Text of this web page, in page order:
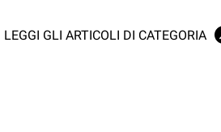
LEGGI GLI ARTICOLI DI CATEGORIA